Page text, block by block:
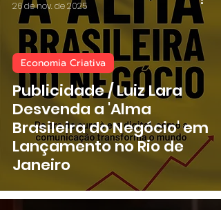
Publicidade / Luiz Lara
Desvenda a 'Alma
Brasileira do Negócio' em
Lançamento no Rio de
Janeiro
Economia Criativa
26 de nov. de 2025